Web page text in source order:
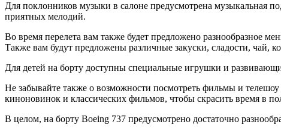
Для поклонников музыки в салоне предусмотрена музыкальная
приятных мелодий.
Во время перелета вам также будет предложено разнообразное
Также вам будут предложены различные закуски, сладости, чай,
Для детей на борту доступны специальные игрушки и
Не забывайте также о возможности посмотреть фильмы и
киноновинок и классических фильмов, чтобы скрасить время в
В целом, на борту Boeing 737 предусмотрено достаточно